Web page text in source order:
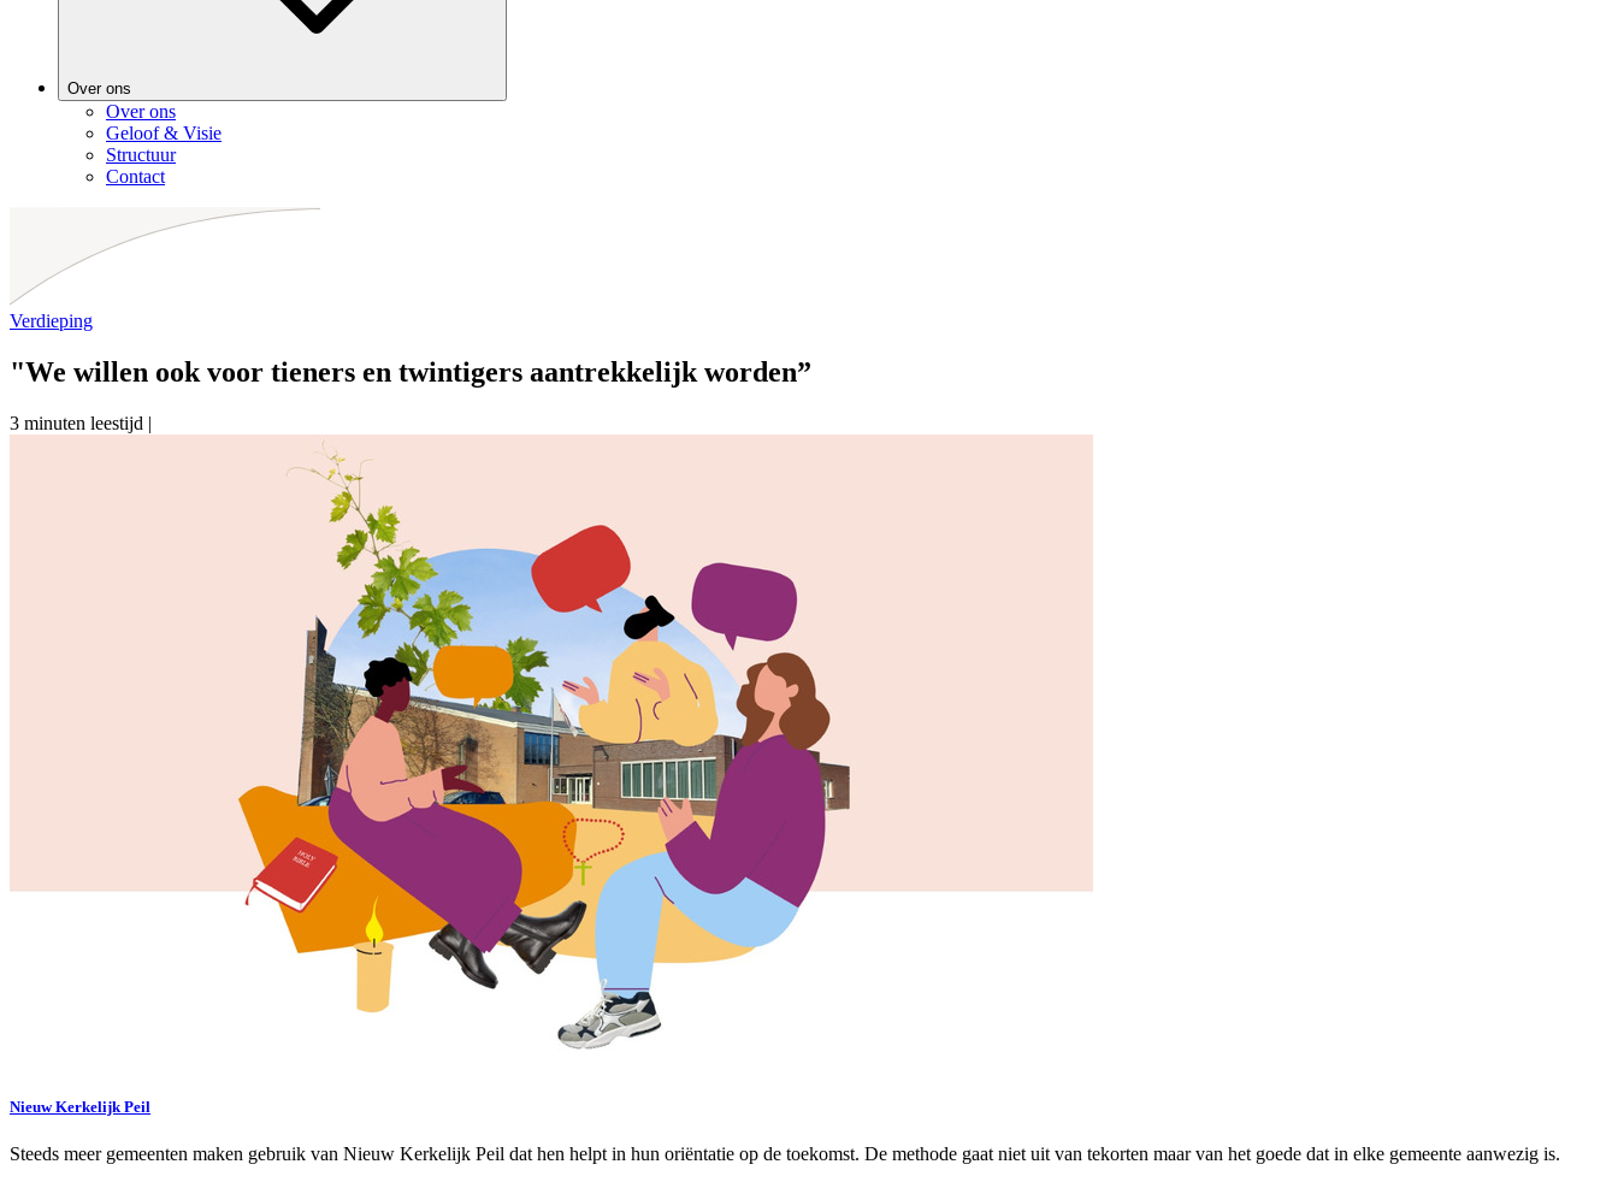
Over ons
Over ons
Geloof & Visie
Structuur
Contact
Verdieping
"We willen ook voor tieners en twintigers aantrekkelijk worden”
3 minuten leestijd |
Nieuw Kerkelijk Peil
Steeds meer gemeenten maken gebruik van Nieuw Kerkelijk Peil dat hen helpt in hun oriëntatie op de toekomst. De methode gaat niet uit van tekorten maar van het goede dat in elke gemeente aanwezig is.